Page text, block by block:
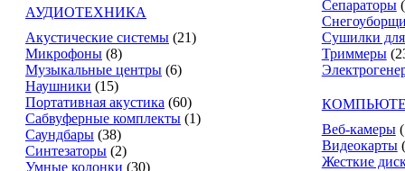
АУДИОТЕХНИКА
Акустические системы (21)
Микрофоны (8)
Музыкальные центры (6)
Наушники (15)
Портативная акустика (60)
Сабвуферные комплекты (1)
Саундбары (38)
Синтезаторы (2)
Умные колонки (30)
Сепараторы
Сушилки
Триммеры
Веб-камеры
Видеокарты
Жесткие